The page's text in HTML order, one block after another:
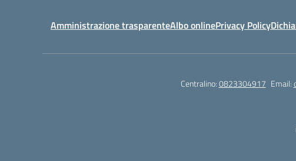
Amministrazione trasparenteAlbo onlinePrivacy Policy
Centralino:0823304917 Email: